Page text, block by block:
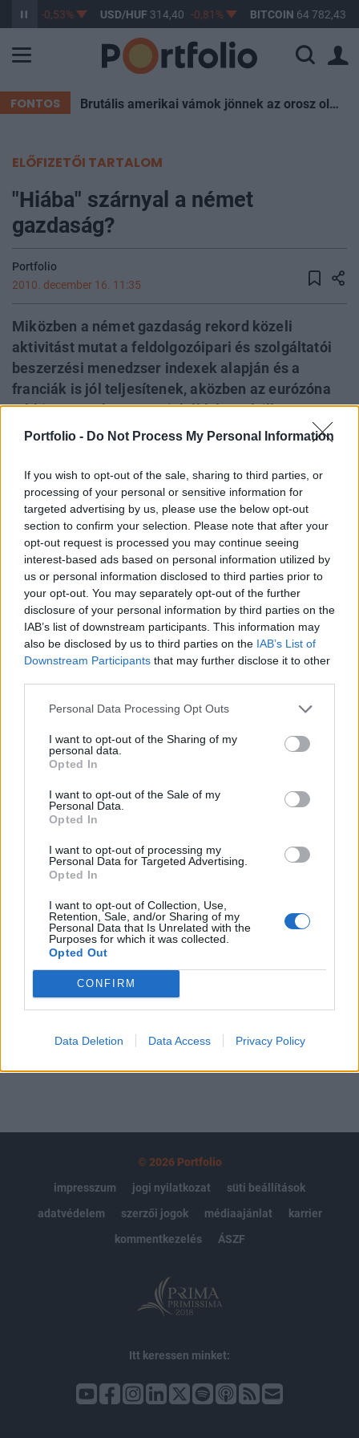
Portfolio - Do Not Process My Personal Information
If you wish to opt-out of the sale, sharing to third parties, or
processing of your personal or sensitive information for
targeted advertising by us, please use the below opt-out
section to confirm your selection. Please note that after your
opt-out request is processed you may continue seeing
interest-based ads based on personal information utilized by
us or personal information disclosed to third parties prior to
your opt-out. You may separately opt-out of the further
disclosure of your personal information by third parties on the
IAB’s list of downstream participants. This information may
also be disclosed by us to third parties on the IAB’s List of
Downstream Participants that may further disclose it to other
Personal Data Processing Opt Outs
I want to opt-out of the Sharing of my
personal data.
Opted In
I want to opt-out of the Sale of my
Personal Data.
Opted In
I want to opt-out of processing my
Personal Data for Targeted Advertising.
Opted In
I want to opt-out of Collection, Use,
Retention, Sale, and/or Sharing of my
Personal Data that Is Unrelated with the
Purposes for which it was collected.
Opted Out
CONFIRM
Data Deletion Data Access Privacy Policy
-0,53% USD/HUF314,40 -0,81% BITCOIN64 782,43
FONTOS Brutális amerikai vámok jönnek az orosz olaj miatt, Magyarország is aggódhat
ELŐFIZETŐI TARTALOM
"Hiába" szárnyal a német
gazdaság?
Portfolio
2010. december 16. 11:35
Miközben a német gazdaság rekord közeli
aktivitást mutat a feldolgozóipari és szolgáltatói
beszerzési menedzser indexek alapján és a
franciák is jól teljesítenek, aközben az eurózóna
többi tagországa egyre inkább lassul, illetve
stagnál, így az egész eurózóna összesített
pontra lassult a novemberi 55,5 pontról. Ez úgy jött
össze, hogy míg az előzetes szolgáltatói
beszerzési menedzser index a vártnál
gyengébben, addig a feldolgozóipari annál jobban
teljesített - derül ki a Markit adatszolgáltató ma
közzétett felméréséből.
A szolgáltatói index a novemberi 55,4 pontról az
előrejelzett 55,2 pontra csökkenés helyett 53,7 pontra
süllyedt, míg a feldolgozóipari aktivitást jelző index a
novemberi 55,3 pontról nem 55,2 pontra, hanem 56,8
pontra változott. Utóbbi az egész övezet legnagyobb
feldolgozóipari aktivitását jelzi idén április óta. Mind a két
A keresett cikk a portfolio.hu hírarchívumához
tartozik, melynek olvasása előfizetéses
regisztrációhoz kötött.
Az előfizetés a következőket tartalmazza:
Portfolio.hu teljes cikkarchívum
Kötéslisták: BÉT elmúlt 2 év napon belüli
kötéslistái
MÁR ELŐFIZETŐNK VAGY? BEJELENTKEZÉS
© 2026 Portfolio
impresszum
jogi nyilatkozat
süti beállítások
adatvédelem
szerzői jogok médiaajánlat
karrier
kommentkezelés
ÁSZF
Itt keressen minket: